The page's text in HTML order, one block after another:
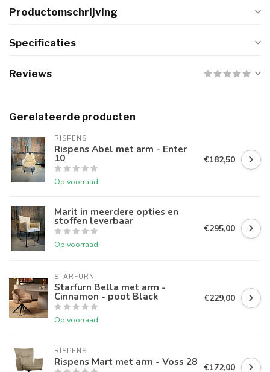
Productomschrijving
Specificaties
Reviews
Gerelateerde producten
RISPENS
Rispens Abel met arm - Enter
10
Op voorraad
€182,50
Marit in meerdere opties en
stoffen leverbaar
Op voorraad
€295,00
STARFURN
Starfurn Bella met arm -
Cinnamon - poot Black
Op voorraad
€229,00
RISPENS
Rispens Mart met arm - Voss 28 €172,00